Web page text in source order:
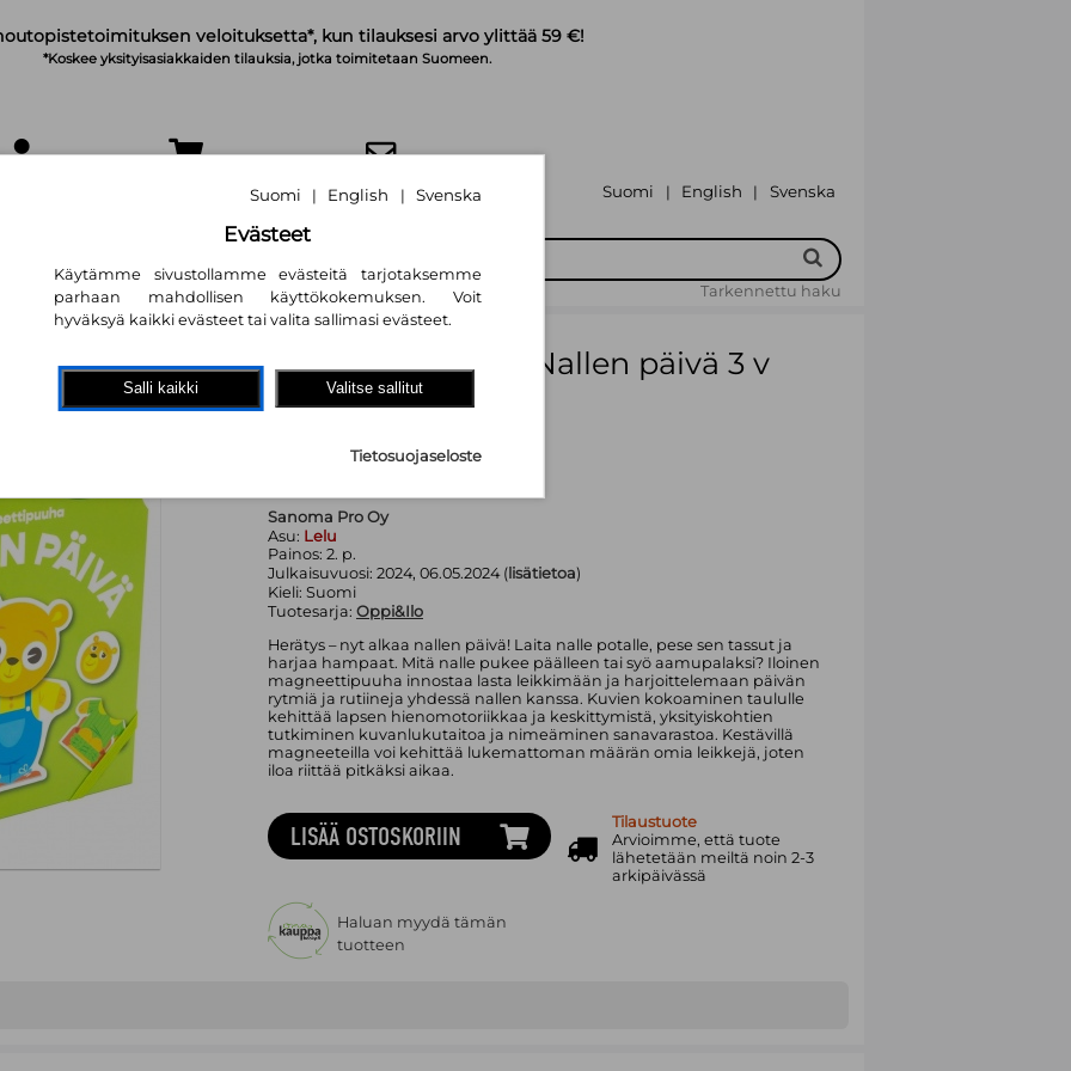
veloituksetta*, kun tilauksesi arvo ylittää 59 €!
*Koskee yksityisasiakkaiden tilauksia, jotka toimitetaan Suomeen.
TILAA UUTISKIRJE Suomi | English | Svenska
Tarkennettu haku
Magneettipuuha Nallen päivä 3 v
Reetta Wirtanen
17,00 €
Sanoma Pro Oy
Asu: Lelu
Painos: 2. p.
Julkaisuvuosi: 2024, 06.05.2024 (lisätietoa)
Kieli: Suomi
Tuotesarja: Oppi&Ilo
Herätys – nyt alkaa nallen päivä! Laita nalle potalle, pese sen tassut ja
harjaa hampaat. Mitä nalle pukee päälleen tai syö aamupalaksi? Iloinen
magneettipuuha innostaa lasta leikkimään ja harjoittelemaan päivän
rytmiä ja rutiineja yhdessä nallen kanssa. Kuvien kokoaminen taululle
kehittää lapsen hienomotoriikkaa ja keskittymistä, yksityiskohtien
tutkiminen kuvanlukutaitoa ja nimeäminen sanavarastoa. Kestävillä
magneeteilla voi kehittää lukemattoman määrän omia leikkejä, joten
iloa riittää pitkäksi aikaa.
LISÄÄ OSTOSKORIIN
Tilaustuote
Arvioimme, että tuote
lähetetään meiltä noin 2-3
arkipäivässä
Haluan myydä tämän
tuotteen
Suomi | English | Svenska
Evästeet
Käytämme sivustollamme evästeitä tarjotaksemme
parhaan mahdollisen käyttökokemuksen. Voit
hyväksyä kaikki evästeet tai valita sallimasi evästeet.
Salli kaikki Valitse sallitut
Tietosuojaseloste